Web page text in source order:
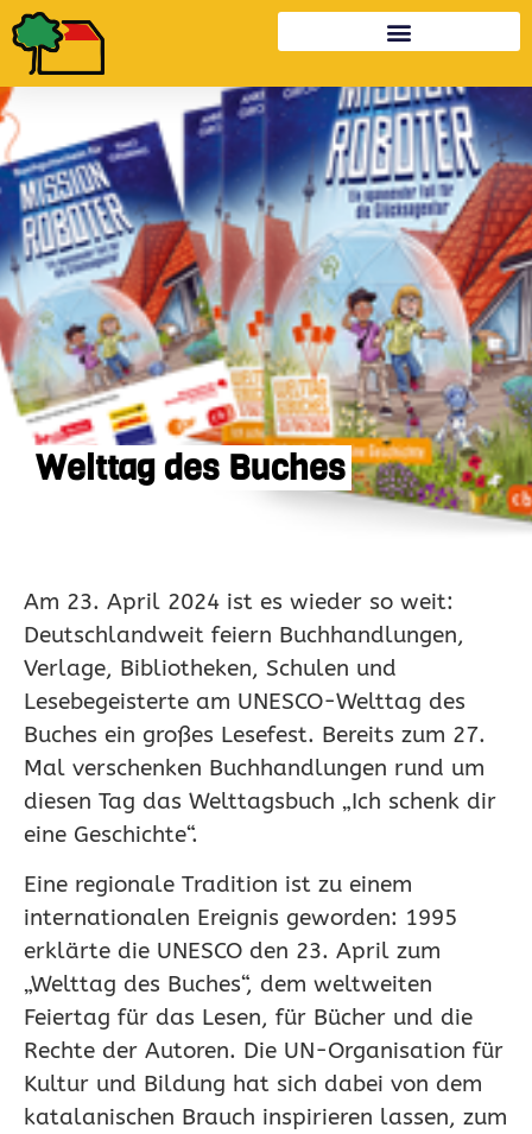
Welttag des Buches
Am 23. April 2024 ist es wieder so weit:
Deutschlandweit feiern Buchhandlungen,
Verlage, Bibliotheken, Schulen und
Lesebegeisterte am UNESCO-Welttag des
Buches ein großes Lesefest. Bereits zum 27.
Mal verschenken Buchhandlungen rund um
diesen Tag das Welttagsbuch „Ich schenk dir
eine Geschichte“.
Eine regionale Tradition ist zu einem
internationalen Ereignis geworden: 1995
erklärte die UNESCO den 23. April zum
„Welttag des Buches“, dem weltweiten
Feiertag für das Lesen, für Bücher und die
Rechte der Autoren. Die UN-Organisation für
Kultur und Bildung hat sich dabei von dem
katalanischen Brauch inspirieren lassen, zum